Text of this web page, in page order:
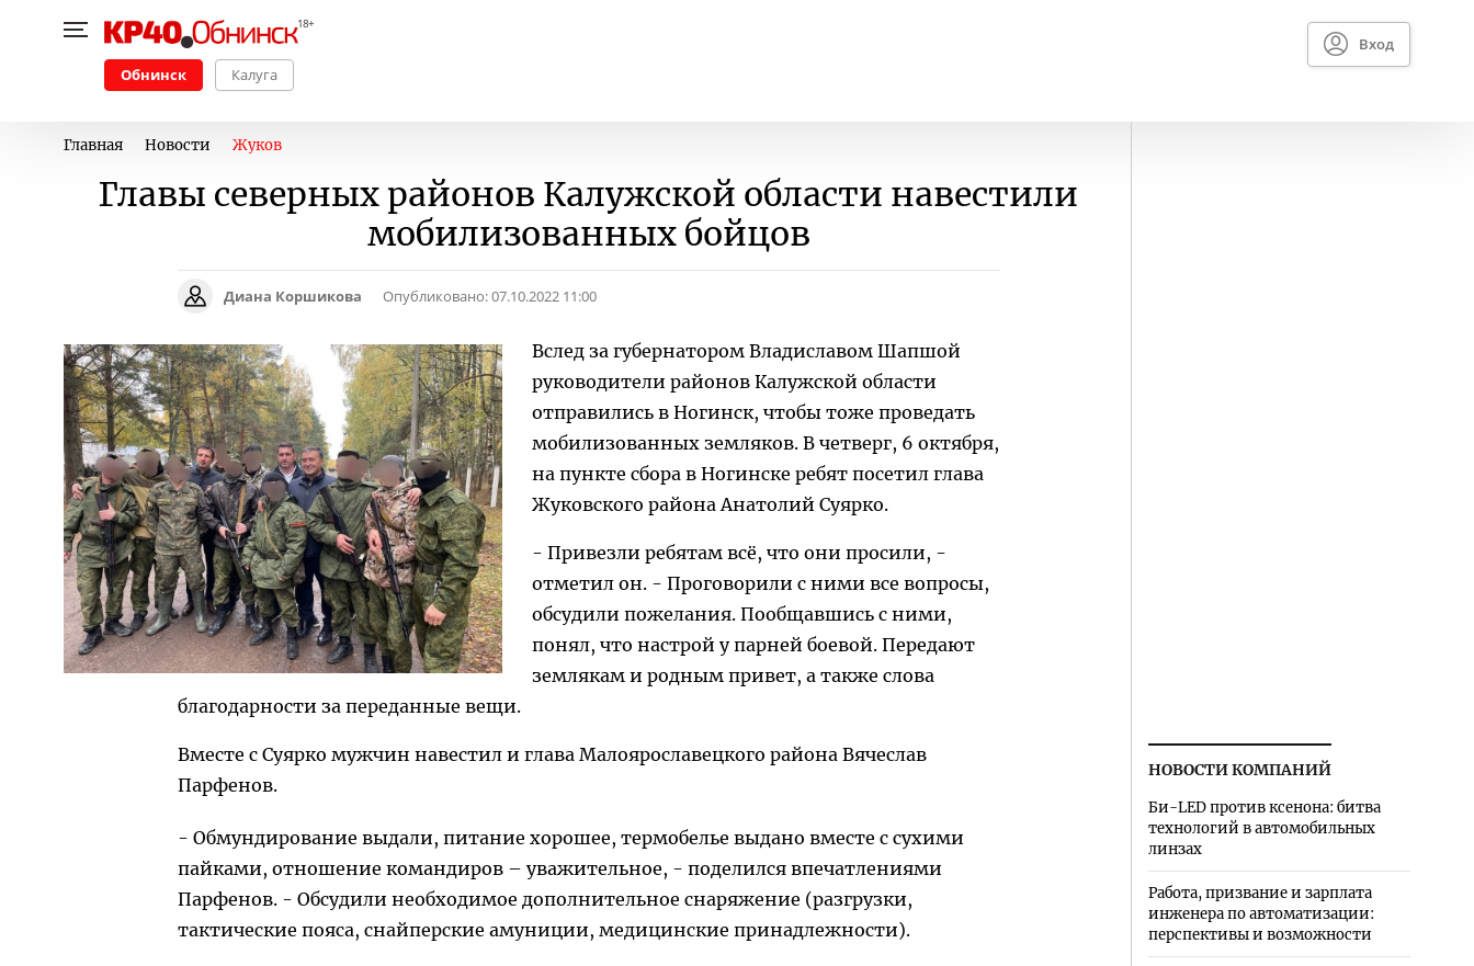
Обнинск Калуга
Вход
Главная Новости Жуков
Главы северных районов Калужской области навестили
мобилизованных бойцов
Диана Коршикова Опубликовано:07.10.2022 11:00
Вслед за губернатором Владиславом Шапшой
руководители районов Калужской области
отправились в Ногинск, чтобы тоже проведать
мобилизованных земляков. В четверг, 6 октября,
на пункте сбора в Ногинске ребят посетил глава
Жуковского района Анатолий Суярко.
- Привезли ребятам всё, что они просили, -
отметил он. - Проговорили с ними все вопросы,
обсудили пожелания. Пообщавшись с ними,
понял, что настрой у парней боевой. Передают
землякам и родным привет, а также слова
благодарности за переданные вещи.
Вместе с Суярко мужчин навестил и глава Малоярославецкого района Вячеслав
Парфенов.
- Обмундирование выдали, питание хорошее, термобелье выдано вместе с сухими
пайками, отношение командиров – уважительное, - поделился впечатлениями
Парфенов. - Обсудили необходимое дополнительное снаряжение (разгрузки,
тактические пояса, снайперские амуниции, медицинские принадлежности).
НОВОСТИ КОМПАНИЙ
Би-LED против ксенона: битва
технологий в автомобильных
линзах
Работа, призвание и зарплата
инженера по автоматизации:
перспективы и возможности